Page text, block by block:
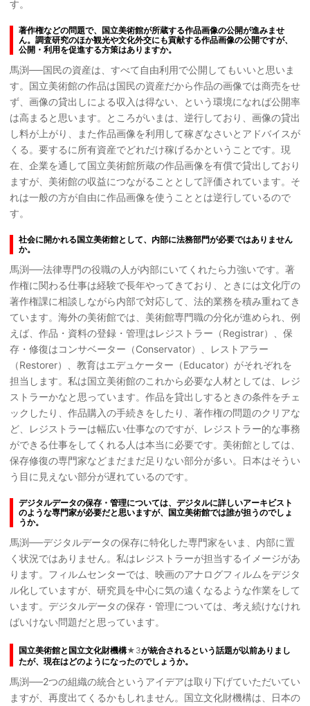
す。
著作権などの問題で、国立美術館が所蔵する作品画像の公開が進みませ
ん。調査研究のほか観光や文化外交にも貢献する作品画像の公開ですが、
公開・利用を促進する方策はありますか。
馬渕──国民の資産は、すべて自由利用で公開してもいいと思いま
す。国立美術館の作品は国民の資産だから作品の画像では商売をせ
ず、画像の貸出しによる収入は得ない、という環境になれば公開率
は高まると思います。ところがいまは、逆行しており、画像の貸出
し料が上がり、また作品画像を利用して稼ぎなさいとアドバイスが
くる。要するに所有資産でどれだけ稼げるかということです。現
在、企業を通して国立美術館所蔵の作品画像を有償で貸出しており
ますが、美術館の収益につながることとして評価されています。そ
れは一般の方が自由に作品画像を使うこととは逆行しているので
す。
社会に開かれる国立美術館として、内部に法務部門が必要ではありません
か。
馬渕──法律専門の役職の人が内部にいてくれたら力強いです。著
作権に関わる仕事は経験で長年やってきており、ときには文化庁の
著作権課に相談しながら内部で対応して、法的業務を積み重ねてき
ています。海外の美術館では、美術館専門職の分化が進められ、例
えば、作品・資料の登録・管理はレジストラー（Registrar）、保
存・修復はコンサベーター（Conservator）、レストアラー
（Restorer）、教育はエデュケーター（Educator）がそれぞれを
担当します。私は国立美術館のこれから必要な人材としては、レジ
ストラーかなと思っています。作品を貸出しするときの条件をチェ
ックしたり、作品購入の手続きをしたり、著作権の問題のクリアな
ど、レジストラーは幅広い仕事なのですが、レジストラー的な事務
ができる仕事をしてくれる人は本当に必要です。美術館としては、
保存修復の専門家などまだまだ足りない部分が多い。日本はそうい
う目に見えない部分が遅れているのです。
デジタルデータの保存・管理については、デジタルに詳しいアーキビスト
のような専門家が必要だと思いますが、国立美術館では誰が担うのでしょ
うか。
馬渕──デジタルデータの保存に特化した専門家をいま、内部に置
く状況ではありません。私はレジストラーが担当するイメージがあ
ります。フィルムセンターでは、映画のアナログフィルムをデジタ
ル化していますが、研究員を中心に気の遠くなるような作業をして
います。デジタルデータの保存・管理については、考え続けなけれ
ばいけない問題だと思っています。
国立美術館と国立文化財機構★3が統合されるという話題が以前ありまし
たが、現在はどのようになったのでしょうか。
馬渕──2つの組織の統合というアイデアは取り下げていただいてい
ますが、再度出てくるかもしれません。国立文化財機構は、日本の